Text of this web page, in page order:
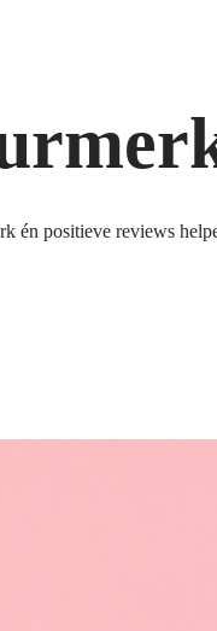
én positieve reviews